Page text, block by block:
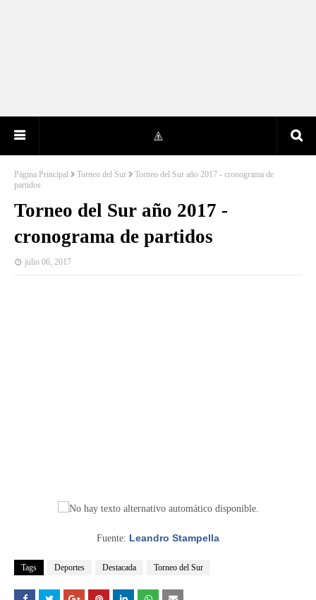
Página Principal Torneo del Sur
Torneo del Sur año 2017 - cronograma de
partidos
Torneo del Sur año 2017 -
cronograma de partidos
julio 06, 2017
Fuente: Leandro Stampella
Tags Deportes Destacada Torneo del Sur